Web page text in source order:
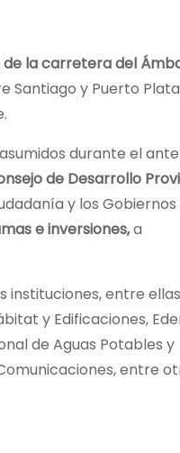
la carretera del
Santiago y Puerto
durante el
de Desarrollo
y los Gobiernos
e inversiones,a
instituciones, entre
y Edificaciones,
de Aguas Potables y
entre